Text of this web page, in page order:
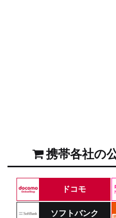
携帯各社の
ドコモ
ソフトバンク